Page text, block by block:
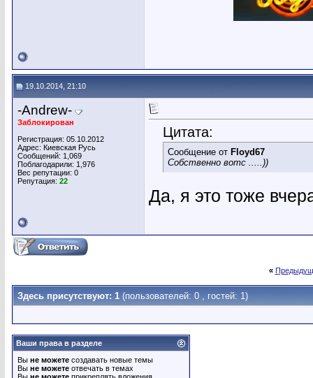
19.10.2014, 21:10
-Andrew-
Заблокирован
Регистрация: 05.10.2012
Адрес: Киевская Русь
Сообщений: 1,069
Поблагодарили: 1,976
Вес репутации: 0
Репутация: 22
Цитата:
Сообщение от Floyd67
Собственно вотс .....))
Да, я это тоже
«
Здесь присутствуют: 1 (пользователей: 0 , гостей: 1)
Ваши права в разделе
Вы не можете создавать новые темы
Вы не можете отвечать в темах